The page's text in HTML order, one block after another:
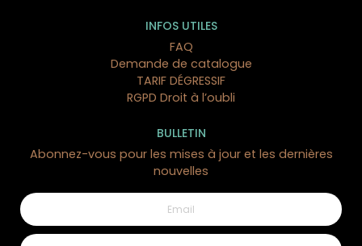
INFOS UTILES
FAQ
Demande de catalogue
TARIF DÉGRESSIF
RGPD Droit à l’oubli
BULLETIN
Abonnez-vous pour les mises à jour et les dernières
nouvelles